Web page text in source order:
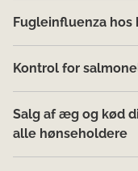
Fugleinfluenza hos
Kontrol for
Salg af æg og kød
alle hønseholdere